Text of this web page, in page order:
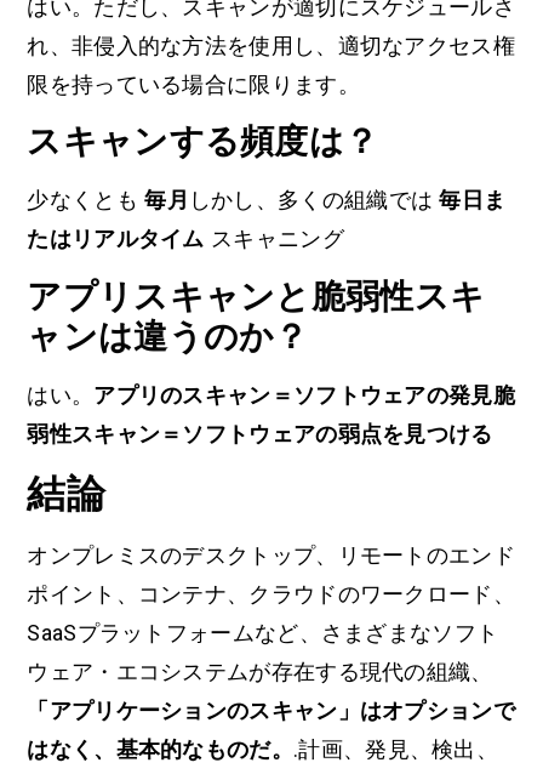
はい。ただし、スキャンが適切にスケジュールさ
れ、非侵入的な方法を使用し、適切なアクセス権
限を持っている場合に限ります。
スキャンする頻度は？
少なくとも毎月 しかし、多くの組織では毎日ま
たはリアルタイム スキャニング
アプリスキャンと脆弱性スキ
ャンは違うのか？
はい。 アプリのスキャン＝ソフトウェアの発見脆
弱性スキャン＝ソフトウェアの弱点を見つける
結論
オンプレミスのデスクトップ、リモートのエンド
ポイント、コンテナ、クラウドのワークロード、
SaaSプラットフォームなど、さまざまなソフト
ウェア・エコシステムが存在する現代の組織、
「アプリケーションのスキャン」はオプションで
はなく、基本的なものだ。 .計画、発見、検出、